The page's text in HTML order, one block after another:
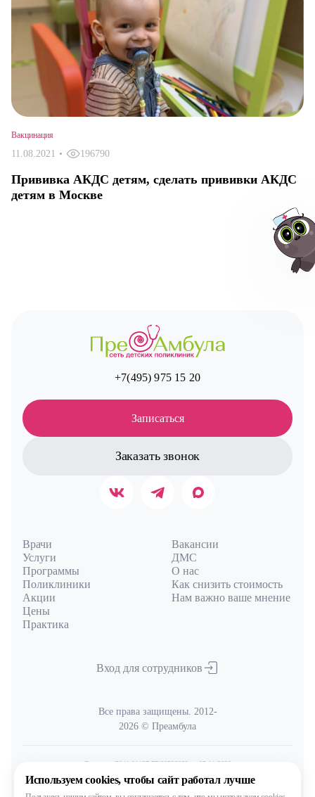
Вакцинация
11.08.2021 • 196790
Прививка АКДС детям, сделать прививки АКДС
детям в Москве
+7(495) 975 15 20
Записаться
Заказать звонок
Врачи
Услуги
Программы
Поликлиники
Акции
Цены
Практика
Вакансии
ДМС
О нас
Как снизить стоимость
Нам важно ваше мнение
Вход для сотрудников
Все права защищены. 2012-
2026 © Преамбула
Лицензия Л041-01137-77/00590289 от 05.11.2020
выдана Министерством здравоохранения Московской области
Используем cookies, чтобы сайт работал лучше